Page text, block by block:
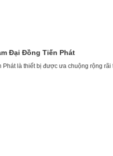
Đại Đồng Tiến Phát
là thiết bị được ưa chuộng rộng rãi